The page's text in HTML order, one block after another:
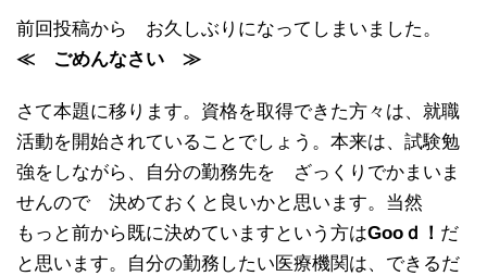
前回投稿から お久しぶりになってしまいました。
≪ ごめんなさい ≫
さて本題に移ります。資格を取得できた方々は、就職
活動を開始されていることでしょう。本来は、試験勉
強をしながら、自分の勤務先を ざっくりでかまいま
せんので 決めておくと良いかと思います。当然
もっと前から既に決めていますという方はGooｄ！ だ
と思います。自分の勤務したい医療機関は、できるだ